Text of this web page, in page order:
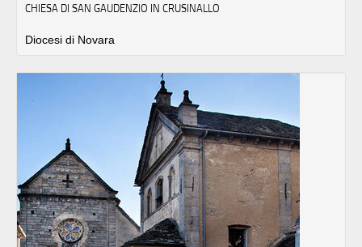
CHIESA DI SAN GAUDENZIO IN CRUSINALLO
Diocesi di Novara